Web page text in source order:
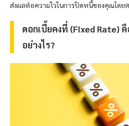
ส่งผลต่อความไวในการปิดหนี้ของคุณโดย
ดอกเบี้ยคงที่ (Fixed Rate)
อย่างไร?